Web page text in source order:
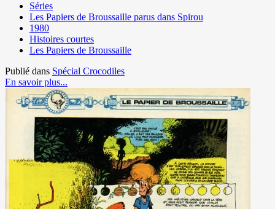
Séries
Les Papiers de Broussaille parus dans Spirou
1980
Histoires courtes
Les Papiers de Broussaille
Publié dans Spécial Crocodiles
En savoir plus...